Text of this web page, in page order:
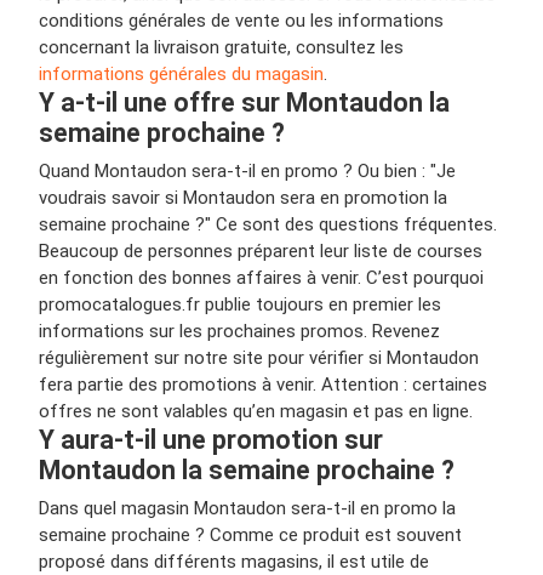
conditions générales de vente ou les informations
concernant la livraison gratuite, consultez les
informations générales du magasin.
Y a-t-il une offre sur Montaudon la
semaine prochaine ?
Quand Montaudon sera-t-il en promo ? Ou bien : "Je
voudrais savoir si Montaudon sera en promotion la
semaine prochaine ?" Ce sont des questions fréquentes.
Beaucoup de personnes préparent leur liste de courses
en fonction des bonnes affaires à venir. C’est pourquoi
promocatalogues.fr publie toujours en premier les
informations sur les prochaines promos. Revenez
régulièrement sur notre site pour vérifier si Montaudon
fera partie des promotions à venir. Attention : certaines
offres ne sont valables qu’en magasin et pas en ligne.
Y aura-t-il une promotion sur
Montaudon la semaine prochaine ?
Dans quel magasin Montaudon sera-t-il en promo la
semaine prochaine ? Comme ce produit est souvent
proposé dans différents magasins, il est utile de